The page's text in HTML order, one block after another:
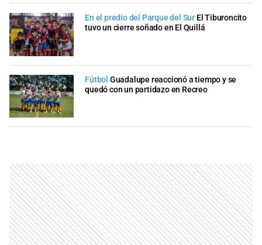
En el predio del Parque del Sur El Tiburoncito
tuvo un cierre soñado en El Quillá
Fútbol Guadalupe reaccionó a tiempo y se
quedó con un partidazo en Recreo